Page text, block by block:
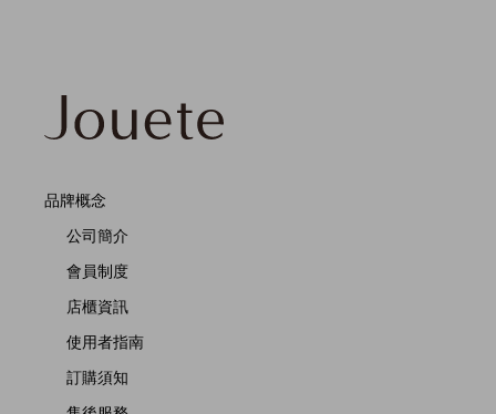
品牌概念
公司簡介
會員制度
店櫃資訊
使用者指南
訂購須知